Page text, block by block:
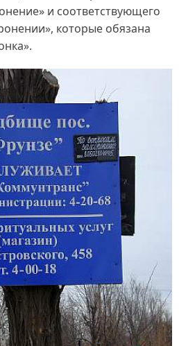
и соответствующего
которые обязана